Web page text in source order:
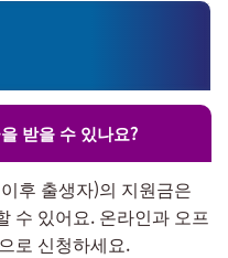
받을 수 있나요?
후 출생자)의 지원금은
수 있어요. 온라인과 오프
로 신청하세요.